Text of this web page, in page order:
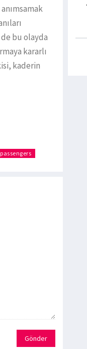
bu olayda
kararlı
kaderin
passengers
Gönder